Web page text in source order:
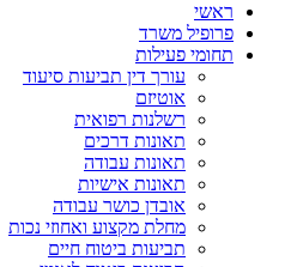
ראשי
פרופיל משרד
תחומי פעילות
עורך דין תביעות סיעוד
אוטיזם
רשלנות רפואית
תאונות דרכים
תאונות עבודה
תאונות אישיות
אובדן כושר עבודה
מחלת מקצוע ואחוזי נכות
תביעות ביטוח חיים